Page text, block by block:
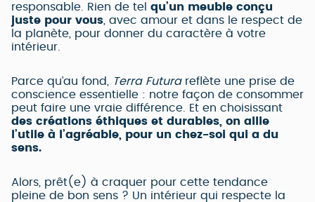
responsable. Rien de tel qu’un meuble conçu
juste pour vous , avec amour et dans le respect de
la planète, pour donner du caractère à votre
intérieur.
Parce qu’au fond, Terra Futurareflète une prise de
conscience essentielle : notre façon de consommer
peut faire une vraie différence. Et en choisissant
des créations éthiques et durables, on allie
l’utile à l’agréable, pour un chez-soi qui a du
sens.
Alors, prêt(e) à craquer pour cette tendance
pleine de bon sens ? Un intérieur qui respecte la